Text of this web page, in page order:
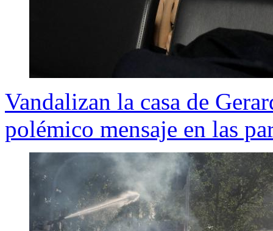
Vandalizan la casa de
polémico mensaje en las